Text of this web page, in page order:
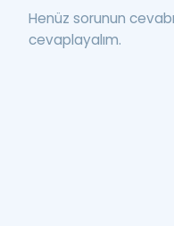
Henüz sorunun
cevaplayalım.